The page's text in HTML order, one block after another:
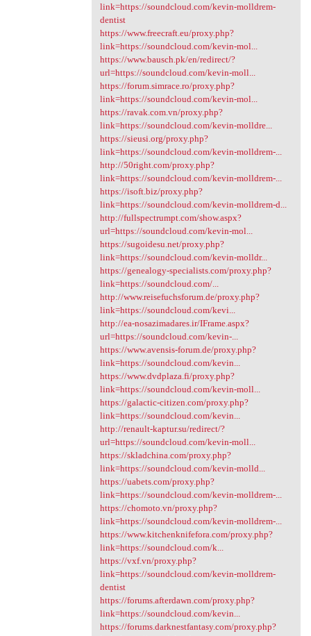
link=https://soundcloud.com/kevin-molldrem-
dentist
https://www.freecraft.eu/proxy.php?
link=https://soundcloud.com/kevin-mol...
https://www.bausch.pk/en/redirect/?
url=https://soundcloud.com/kevin-moll...
https://forum.simrace.ro/proxy.php?
link=https://soundcloud.com/kevin-mol...
https://ravak.com.vn/proxy.php?
link=https://soundcloud.com/kevin-molldre...
https://sieusi.org/proxy.php?
link=https://soundcloud.com/kevin-molldrem-...
http://50right.com/proxy.php?
link=https://soundcloud.com/kevin-molldrem-...
https://isoft.biz/proxy.php?
link=https://soundcloud.com/kevin-molldrem-d...
http://fullspectrumpt.com/show.aspx?
url=https://soundcloud.com/kevin-mol...
https://sugoidesu.net/proxy.php?
link=https://soundcloud.com/kevin-molldr...
https://genealogy-specialists.com/proxy.php?
link=https://soundcloud.com/...
http://www.reisefuchsforum.de/proxy.php?
link=https://soundcloud.com/kevi...
http://ea-nosazimadares.ir/IFrame.aspx?
url=https://soundcloud.com/kevin-...
https://www.avensis-forum.de/proxy.php?
link=https://soundcloud.com/kevin...
https://www.dvdplaza.fi/proxy.php?
link=https://soundcloud.com/kevin-moll...
https://galactic-citizen.com/proxy.php?
link=https://soundcloud.com/kevin...
http://renault-kaptur.su/redirect/?
url=https://soundcloud.com/kevin-moll...
https://skladchina.com/proxy.php?
link=https://soundcloud.com/kevin-molld...
https://uabets.com/proxy.php?
link=https://soundcloud.com/kevin-molldrem-...
https://chomoto.vn/proxy.php?
link=https://soundcloud.com/kevin-molldrem-...
https://www.kitchenknifefora.com/proxy.php?
link=https://soundcloud.com/k...
https://vxf.vn/proxy.php?
link=https://soundcloud.com/kevin-molldrem-
dentist
https://forums.afterdawn.com/proxy.php?
link=https://soundcloud.com/kevin...
https://forums.darknestfantasy.com/proxy.php?